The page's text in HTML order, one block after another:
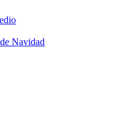
Navidad